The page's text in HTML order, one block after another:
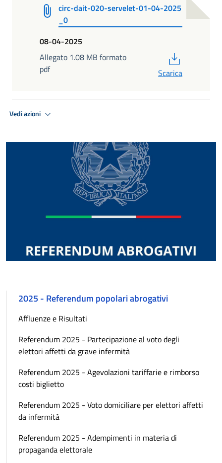
circ-dait-020-servelet-01-04-2025
_0
08-04-2025
Allegato 1.08 MB formato
pdf
Scarica
Vedi azioni
2025 - Referendum popolari abrogativi
Affluenze e Risultati
Referendum 2025 - Partecipazione al voto degli
elettori affetti da grave infermità
Referendum 2025 - Agevolazioni tariffarie e rimborso
costi biglietto
Referendum 2025 - Voto domiciliare per elettori affetti
da infermità
Referendum 2025 - Adempimenti in materia di
propaganda elettorale